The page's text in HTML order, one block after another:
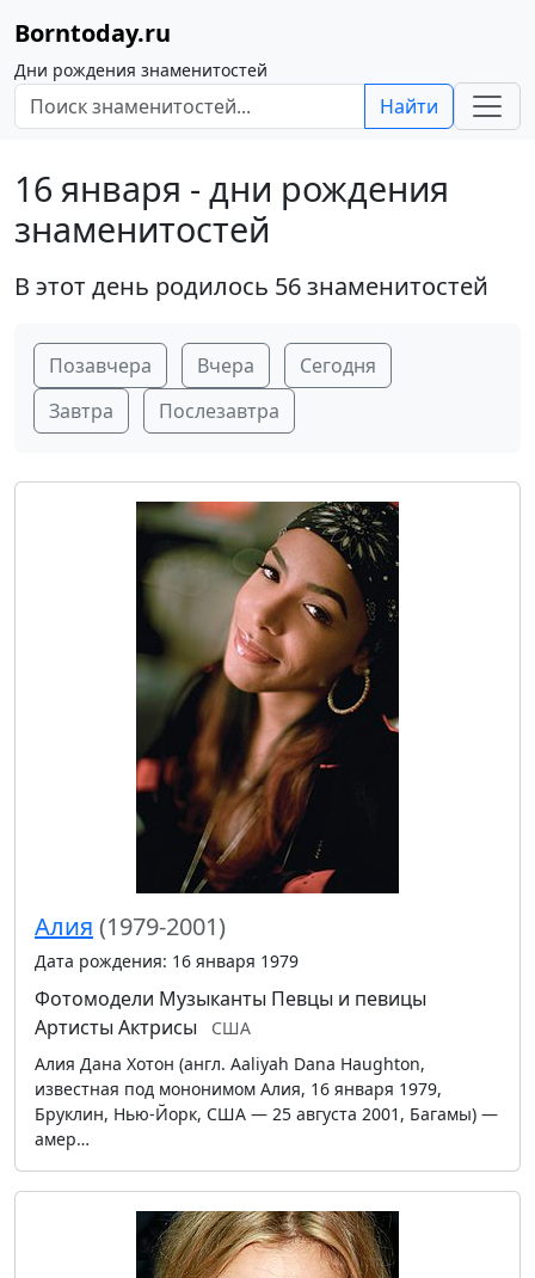
Borntoday.ru
Дни рождения знаменитостей
Найти
16 января - дни рождения
знаменитостей
В этот день родилось 56 знаменитостей
Позавчера Вчера
Сегодня
Завтра
Послезавтра
Алия (1979-2001)
Дата рождения: 16 января 1979
Фотомодели Музыканты Певцы и певицы
Артисты Актрисы
США
Алия Дана Хотон (англ. Aaliyah Dana Haughton,
известная под мононимом Алия, 16 января 1979,
Бруклин, Нью-Йорк, США — 25 августа 2001, Багамы) —
амер…